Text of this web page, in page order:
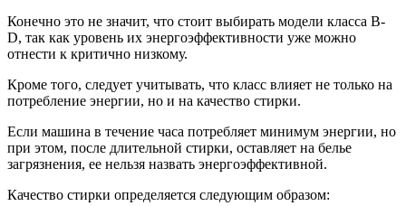
Конечно это не значит, что стоит выбирать модели класса B-
D, так как уровень их энергоэффективности уже можно
отнести к критично низкому.
Кроме того, следует учитывать, что класс влияет не только на
потребление энергии, но и на качество стирки.
Если машина в течение часа потребляет минимум энергии, но
при этом, после длительной стирки, оставляет на белье
загрязнения, ее нельзя назвать энергоэффективной.
Качество стирки определяется следующим образом: